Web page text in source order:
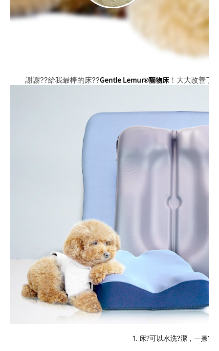
謝謝??給我最棒的床??Gentle Lemur®寵物床 ！大大改善了
1. 床?可以水洗?潔，一擦?